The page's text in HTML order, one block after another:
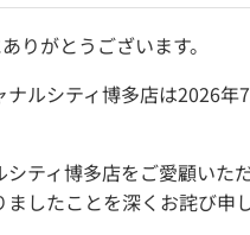
りがとうございます。
ルシティ博多店は2026年
ティ博多店をご愛顧いた
したことを深くお詫び申し